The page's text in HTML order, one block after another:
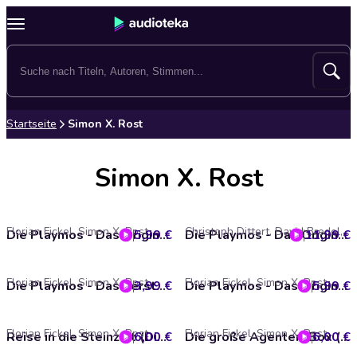
Startseite Simon X. Rost
Simon X. Rost
Die Playmos - Das Original Playmobil Hörspiel, Folge 2: Angriff der Drachenritter
Florian Fickel, Simon X. Rost5,99 € Die Playmos - Das Original Playmobil Hörspiel, Die große SWAT-Team-Box, Folgen 68, 78, 85Christoph Dittert, David Bredel, Florian Fickel, Simon X. Rost
11,99 €
Die Playmos - Das Versteck in der Goldmine
Florian Fickel, Simon X. Rost3,99 € Die Playmos - Das Original Playmobil Hörspiel, Folge 1: Der Schatz der Teufelsinsel
Florian Fickel, Simon X. Rost5,99 €
Reise in die Steinzeit (Die Playmos 27)
Florian Fickel, Simon X. Rost6,00 € Die große Agenten-Box (Die Playmos: Folgen 19, 23, 31)
Florian Fickel, Simon X. Rost6,00 €